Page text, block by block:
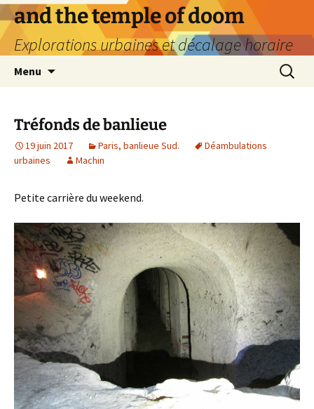
Aller
au
contenu
and the temple of doom
Explorations urbaines et décalage horaire
Menu
Tréfonds de banlieue
19 juin 2017 Paris, banlieue Sud.
Déambulations
urbaines
Machin
Petite carrière du weekend.